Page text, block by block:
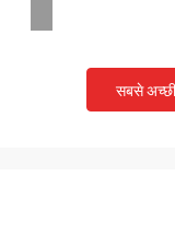
सबसे